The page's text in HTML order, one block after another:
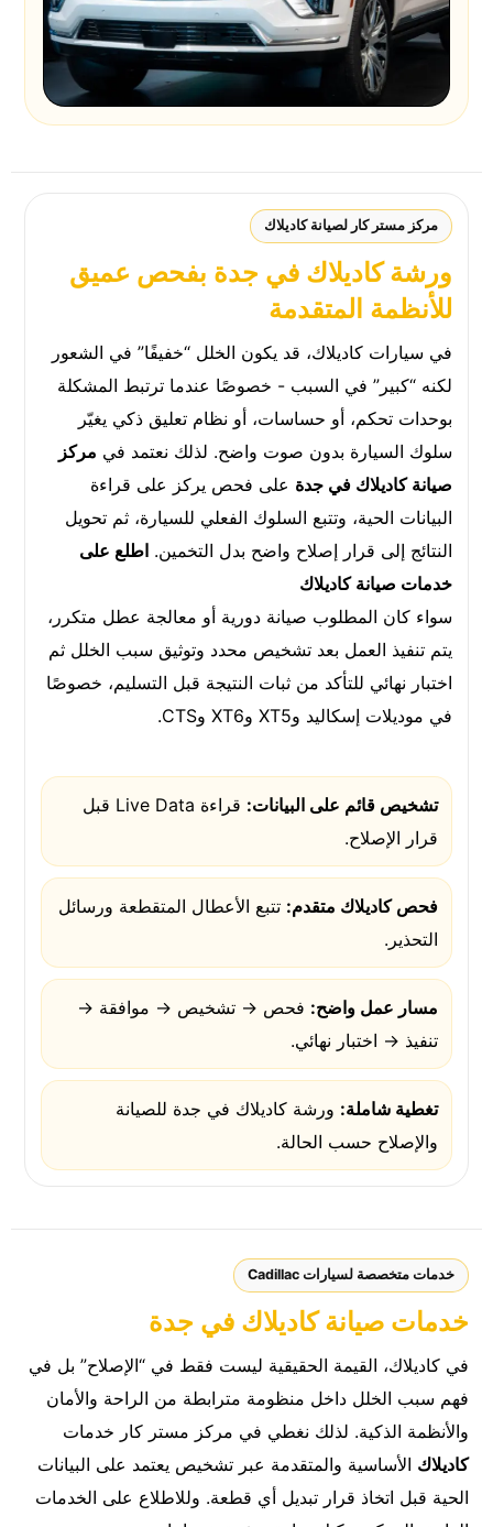
مركز مستر كار لصيانة كاديلاك
ورشة كاديلاك في جدة بفحص عميق
للأنظمة المتقدمة
في سيارات كاديلاك، قد يكون الخلل “خفيفًا” في الشعور
لكنه “كبير” في السبب - خصوصًا عندما ترتبط المشكلة
بوحدات تحكم، أو حساسات، أو نظام تعليق ذكي يغيّر
سلوك السيارة بدون صوت واضح. لذلك نعتمد في مركز
صيانة كاديلاك في جدة على فحص يركز على قراءة
البيانات الحية، وتتبع السلوك الفعلي للسيارة، ثم تحويل
النتائج إلى قرار إصلاح واضح بدل التخمين. اطلع على
خدمات صيانة كاديلاك
سواء كان المطلوب صيانة دورية أو معالجة عطل متكرر،
يتم تنفيذ العمل بعد تشخيص محدد وتوثيق سبب الخلل ثم
اختبار نهائي للتأكد من ثبات النتيجة قبل التسليم، خصوصًا
في موديلات إسكاليد وXT5 وXT6 وCTS.
تشخيص قائم على البيانات:
قراءة Live Data قبل
قرار الإصلاح.
فحص كاديلاك متقدم: تتبع الأعطال المتقطعة ورسائل
التحذير.
مسار عمل واضح: فحص → تشخيص → موافقة →
تنفيذ → اختبار نهائي.
تغطية شاملة: ورشة كاديلاك في جدة للصيانة
والإصلاح حسب الحالة.
خدمات متخصصة لسيارات Cadillac
خدمات صيانة كاديلاك في جدة
في كاديلاك، القيمة الحقيقية ليست فقط في “الإصلاح” بل في
فهم سبب الخلل داخل منظومة مترابطة من الراحة والأمان
والأنظمة الذكية. لذلك نغطي في مركز مستر كار خدمات
كاديلاك الأساسية والمتقدمة عبر تشخيص يعتمد على البيانات
الحية قبل اتخاذ قرار تبديل أي قطعة. وللاطلاع على الخدمات